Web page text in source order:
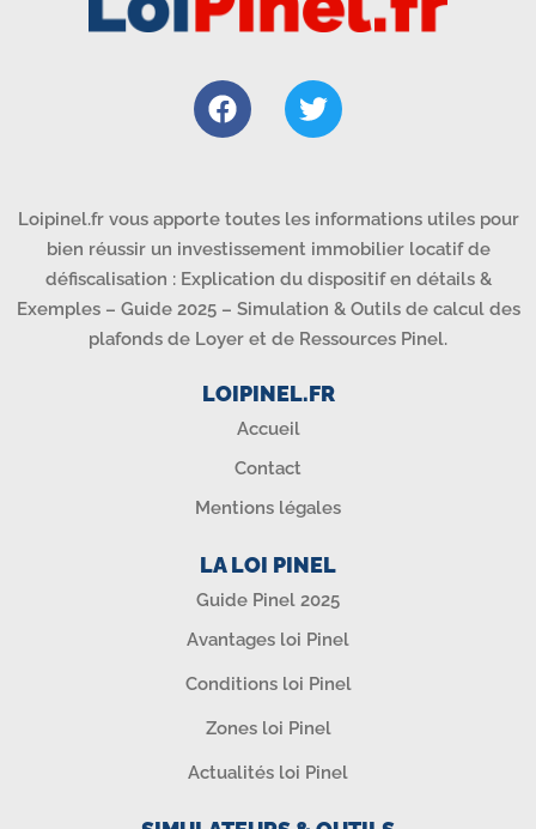
Loipinel.fr vous apporte toutes les informations utiles pour
bien réussir un investissement immobilier locatif de
défiscalisation : Explication du dispositif en détails &
Exemples – Guide 2025 – Simulation & Outils de calcul des
plafonds de Loyer et de Ressources Pinel.
LOIPINEL.FR
Accueil
Contact
Mentions légales
LA LOI PINEL
Guide Pinel 2025
Avantages loi Pinel
Conditions loi Pinel
Zones loi Pinel
Actualités loi Pinel